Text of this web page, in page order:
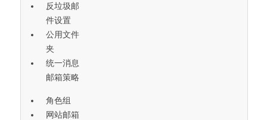
反垃圾邮
件设置
公用文件
夹
统一消息
邮箱策略
角色组
网站邮箱